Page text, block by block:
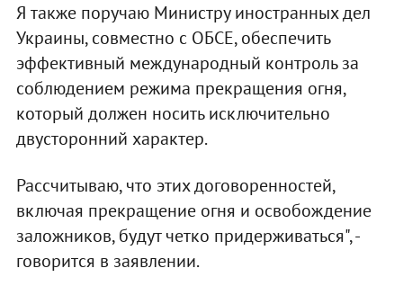
Я также поручаю Министру иностранных дел
Украины, совместно с ОБСЕ, обеспечить
эффективный международный контроль за
соблюдением режима прекращения огня,
который должен носить исключительно
двусторонний характер.
Рассчитываю, что этих договоренностей,
включая прекращение огня и освобождение
заложников, будут четко придерживаться", -
говорится в заявлении.